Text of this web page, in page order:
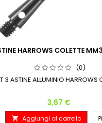
HARROWS COLETTE
(0)
3 ASTINE ALLUMINIO HARROWS
Prezzo
3,67 €
 Aggiungi al carrello